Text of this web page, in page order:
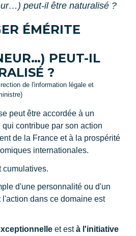
peut-il être naturalisé ?
ÉMÉRITE
PEUT-IL
?
de l'information légale et
peut être accordée à un
contribue par son action
de la France et à la prospérité
internationales.
cumulatives.
d'une personnalité ou d'un
dans ce domaine est
et està l'initiative